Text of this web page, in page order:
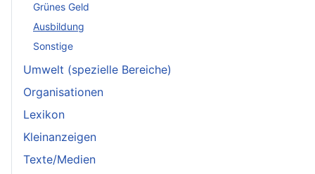
Grünes Geld
Ausbildung
Sonstige
Umwelt (spezielle Bereiche)
Organisationen
Lexikon
Kleinanzeigen
Texte/Medien